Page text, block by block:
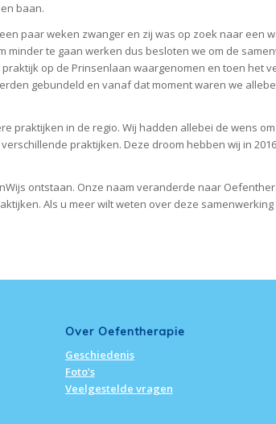
baan.
paar weken zwanger en zij was op zoek naar een
te gaan werken dus besloten we om de
op de Prinsenlaan waargenomen en toen het
gebundeld en vanaf dat moment waren we
praktijken in de regio. Wij hadden allebei de wens
praktijken. Deze droom hebben wij in
ontstaan. Onze naam veranderde naar
Als u meer wilt weten over deze
Over Oefentherapie
Geschiedenis
Foto’s
Veelgestelde vragen